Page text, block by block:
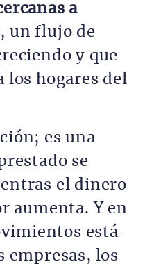
a
, un flujo de
y que
los hogares del
es una
se
el dinero
aumenta. Y en
está
empresas, los